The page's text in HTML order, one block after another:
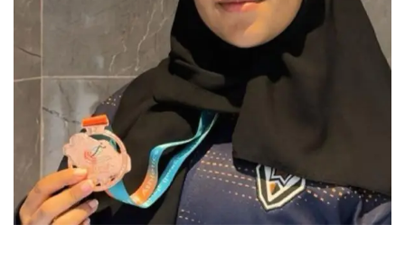
إ
ك
ا